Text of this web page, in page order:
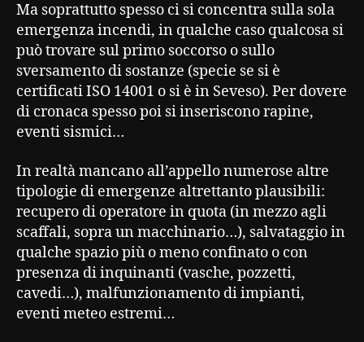
Ma soprattutto spesso ci si concentra sulla sola
emergenza incendi, in qualche caso qualcosa si
può trovare sul primo soccorso o sullo
sversamento di sostanze (specie se si è
certificati ISO 14001 o si è in Seveso). Per dovere
di cronaca spesso poi si inseriscono rapine,
eventi sismici…
In realtà mancano all’appello numerose altre
tipologie di emergenze altrettanto plausibili:
recupero di operatore in quota (in mezzo agli
scaffali, sopra un macchinario…), salvataggio in
qualche spazio più o meno confinato o con
presenza di inquinanti (vasche, pozzetti,
cavedi…), malfunzionamento di impianti,
eventi meteo estremi…